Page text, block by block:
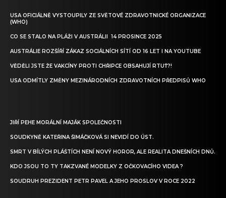
USA OFICIÁLNĚ VYSTOUPILY ZE SVĚTOVÉ ZDRAVOTNICKÉ ORGANIZACE
(WHO)
CO SE STALO NA PLÁŽI V AUSTRÁLII 14 PROSINCE 2025
AUSTRÁLIE ROZŠÍŘÍ ZÁKAZ SOCIÁLNÍCH SÍTÍ OD 16 LET I NA YOUTUBE
VĚDĚLI JSTE ŽE VAKCÍNY PROTI CHŘIPCE OBSAHUJÍ RTUŤ?!
USA ODMÍTLY ZMĚNY MEZINÁRODNÍCH ZDRAVOTNÍCH PŘEDPISŮ WHO
JIŘÍ PEHE MORÁLNÍ MAJÁK SPOLEČNOSTI
SOUDKYNĚ KATEŘINA ŠIMÁČKOVÁ SI NEVIDÍ DO ÚST.
SMRT V BÍLÝCH PLÁŠTÍCH NENÍ NOVÝ HOROR, ALE REALITA DNEŠNÍCH DNŮ.
KDO JSOU TO TY TAKZVANÉ MODELKY Z OČKOVACÍHO VIDEA ?
SOUDRUH PREZIDENT PETR PAVEL A JEHO PROSLOV V ROCE 2022